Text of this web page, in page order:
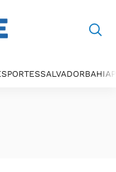
SALVADORBAHIA